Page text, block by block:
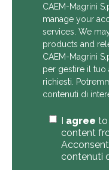
CAEM-Magrini
manage your
services. We
products and
CAEM-Magrini
per gestire il tuo
richiesti.
contenuti di
agreeto
content
contenuti